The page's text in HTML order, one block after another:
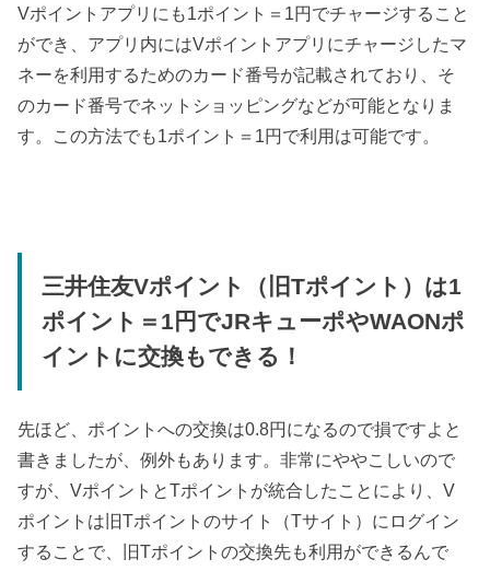
Vポイントアプリにも1ポイント＝1円でチャージすること
ができ、アプリ内にはVポイントアプリにチャージしたマ
ネーを利用するためのカード番号が記載されており、そ
のカード番号でネットショッピングなどが可能となりま
す。この方法でも1ポイント＝1円で利用は可能です。
三井住友Vポイント（旧Tポイント）は1
ポイント＝1円でJRキューポやWAONポ
イントに交換もできる！
先ほど、ポイントへの交換は0.8円になるので損ですよと
書きましたが、例外もあります。非常にややこしいので
すが、VポイントとTポイントが統合したことにより、V
ポイントは旧Tポイントのサイト（Tサイト）にログイン
することで、旧Tポイントの交換先も利用ができるんで